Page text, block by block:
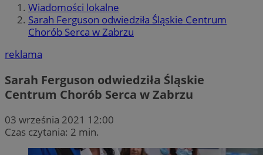
Wiadomości lokalne
Sarah Ferguson odwiedziła Śląskie Centrum
Chorób Serca w Zabrzu
reklama
Sarah Ferguson odwiedziła Śląskie
Centrum Chorób Serca w Zabrzu
03 września 2021 12:00
Czas czytania: 2 min.